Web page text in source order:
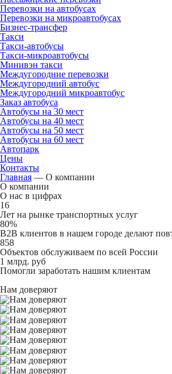
Перевозки на автобусах
Перевозки на микроавтобусах
Бизнес-трансфер
Такси
Такси-автобусы
Такси-микроавтобусы
Минивэн такси
Междугородние перевозки
Междугородний автобус
Междугородний микроавтобус
Заказ автобуса
Автобусы на 30 мест
Автобусы на 40 мест
Автобусы на 50 мест
Автобусы на 60 мест
Автопарк
Цены
Контакты
Главная — О компании
О компании
О нас в цифрах
16
Лет на рынке транспортных услуг
80%
B2B клиентов в нашем городе делают
858
Объектов обслуживаем по всей России
1 млрд. руб
Помогли заработать нашим клиентам
Нам доверяют